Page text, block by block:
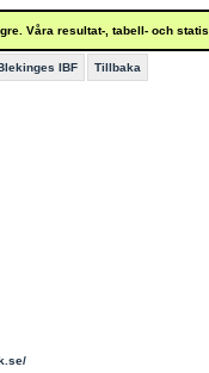
Våra resultat-, tabell- och
IBF Tillbaka